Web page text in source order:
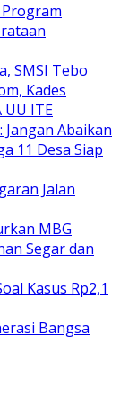
SMSI Tebo
Kades
UU ITE
Abaikan
11 Desa Siap
Jalan
MBG
Segar dan
Kasus Rp2,1
Bangsa